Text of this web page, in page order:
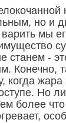
но и
мы
-
Конечно,
жара
Но
более